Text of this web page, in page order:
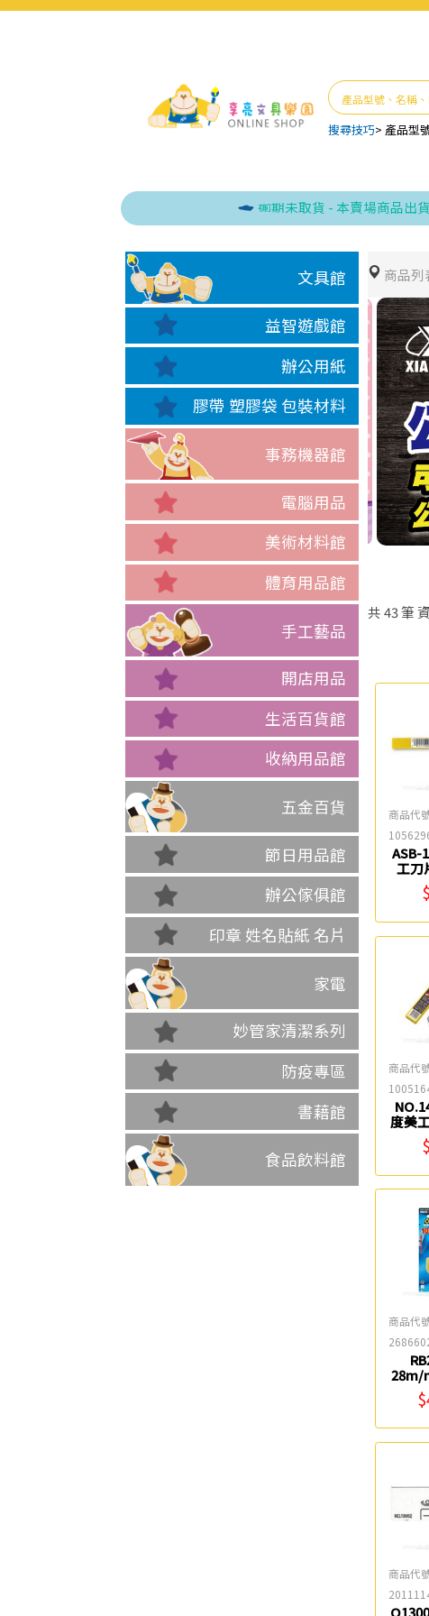
搜尋技巧> 產品型
逾期未取貨 - 本賣場商品出貨，若
文具館
益智遊戲館
辦公用紙
膠帶 塑膠袋 包裝材料
事務機器館
電腦用品
美術材料館
體育用品館
手工藝品
開店用品
生活百貨館
收納用品館
五金百貨
節日用品館
辦公傢俱館
印章 姓名貼紙 名片
家電
妙管家清潔系列
防疫專區
書藉館
食品飲料館
商品列
共 43筆
商品代
ASB-
工刀
商品代
度美
商品代
28m/
片
商品代